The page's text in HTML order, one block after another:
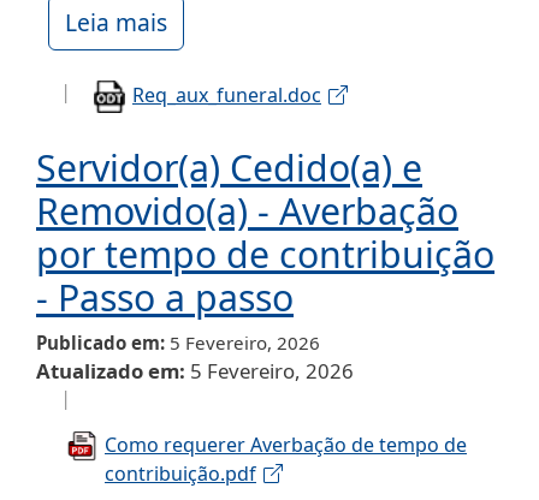
Leia mais
Req_aux_funeral.doc
Servidor(a) Cedido(a) e
Removido(a) - Averbação
por tempo de contribuição
- Passo a passo
Publicado em 5 Fevereiro, 2026
Atualizado em 5 Fevereiro, 2026
Como requerer Averbação de tempo de
contribuição.pdf